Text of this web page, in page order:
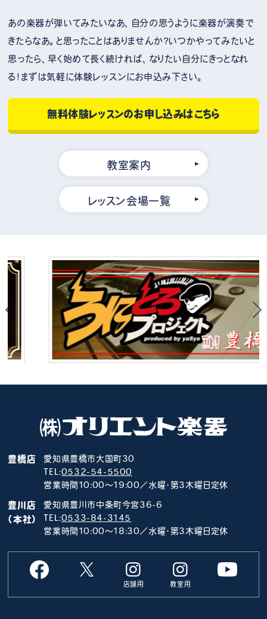
あの楽器が弾いてみたいなあ、自分の思うように楽器が演奏で
きたらなあ。と思ったことはありませんか？いつかやってみたいと
思ったら、早く始めて長く続ければ、なりたい自分にきっとなれ
る！まずは気軽に体験レッスンにお申込み下さい。
無料体験レッスンのお申し込みはこちら
教室案内
レッスン会場一覧
豊橋店
愛知県豊橋市大国町30
TEL:0532-54-5500
営業時間10:00～19:00／水曜･第3木曜日定休
豊川店
（本社）
愛知県豊川市中条町今宮36-6
TEL:0533-84-3145
営業時間10:00～18:30／水曜･第3木曜日定休
店舗用 教室用